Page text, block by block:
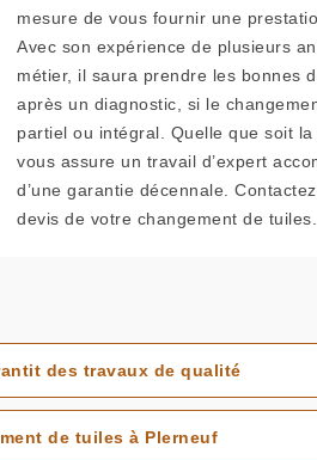
mesure de vous fournir une
Avec son expérience de plusieurs
métier, il saura prendre les bonnes
après un diagnostic, si le
partiel ou intégral. Quelle que soit
vous assure un travail d’expert
d’une garantie décennale.
devis de votre changement de tuiles.
des travaux de qualité
de tuiles à Plerneuf